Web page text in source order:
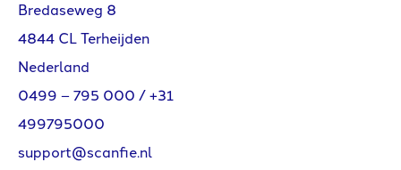
Bredaseweg 8
4844 CL Terheijden
Nederland
0499 – 795 000 /+31
499795000
support@scanfie.nl